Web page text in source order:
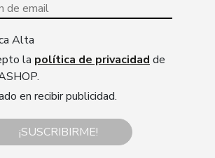
Alta
la política de privacidad de
en recibir publicidad.
¡SUSCRIBIRME!